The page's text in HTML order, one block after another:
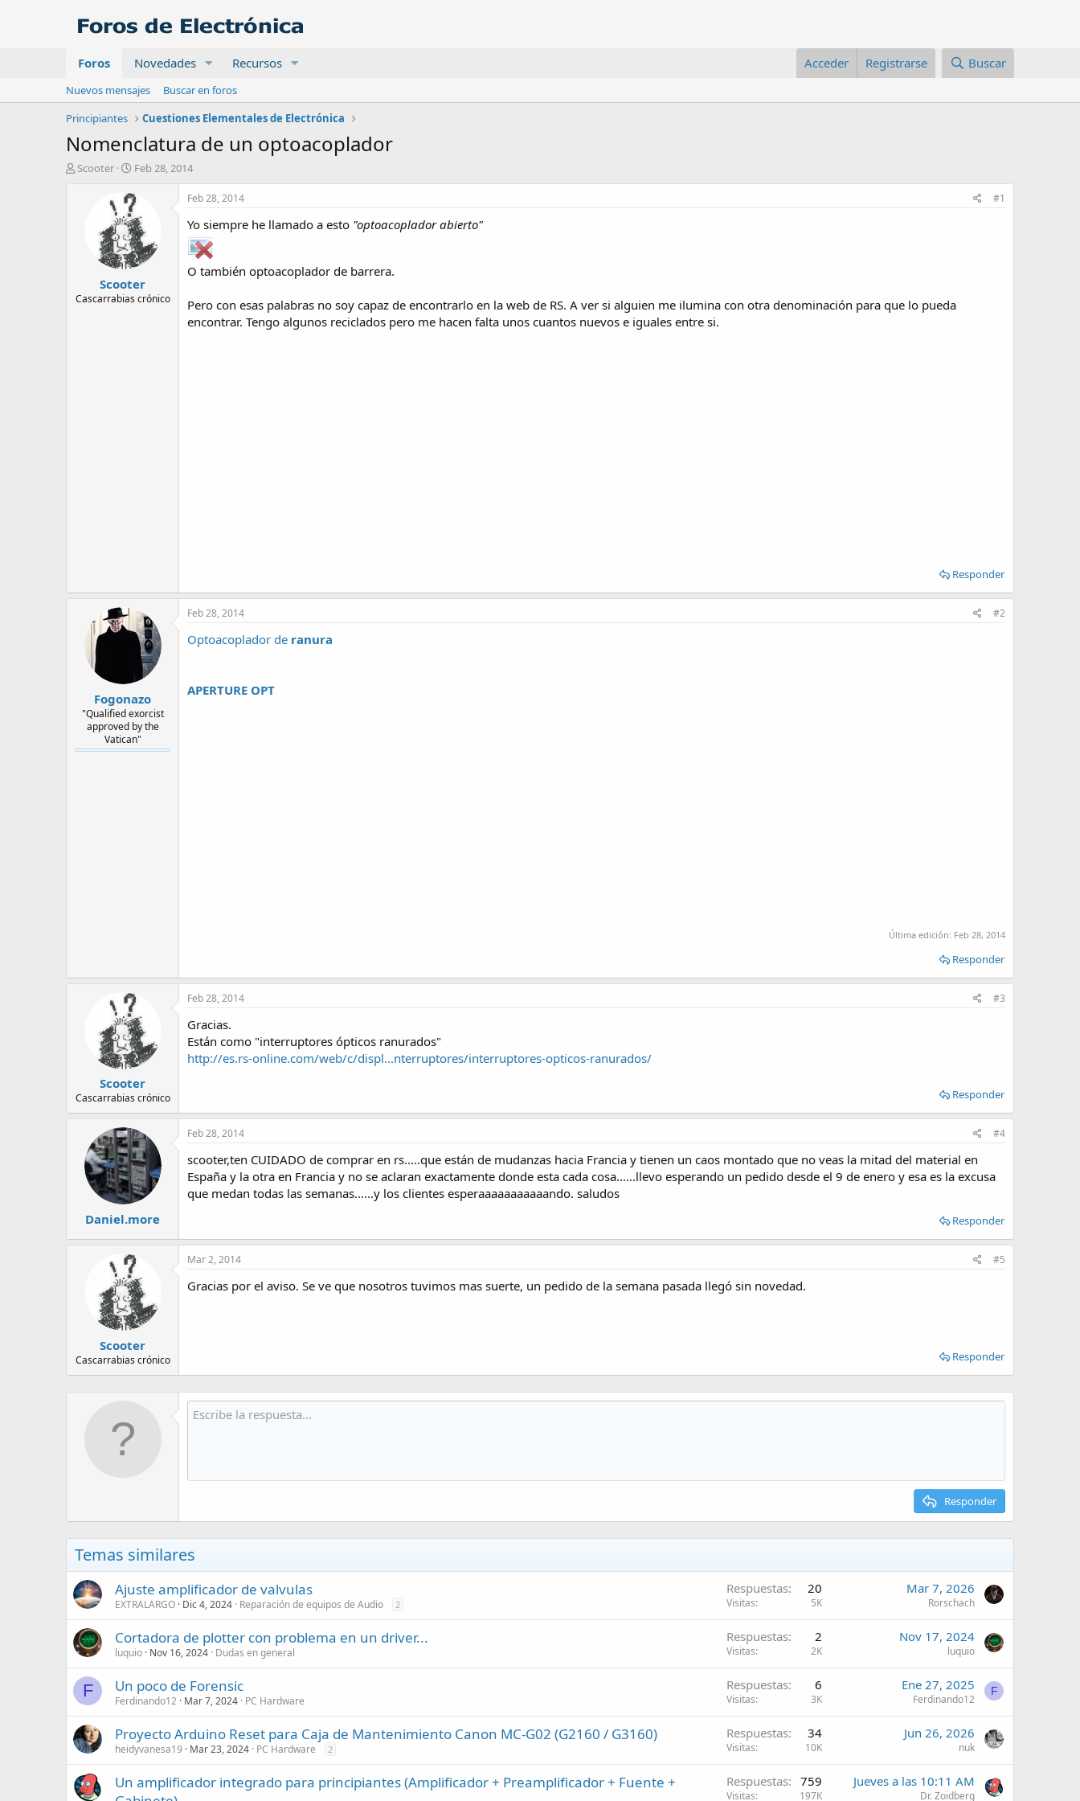
Foros Novedades Recursos Acceder Registrarse Buscar
Nuevos mensajes
Buscar en foros
Principiantes
Cuestiones Elementales de Electrónica
Nomenclatura de un optoacoplador
A
Scooter
F
c
h
a
d
e
i
n
i
Feb 28, 2014
Scooter
Cascarrabias crónico
Feb 28, 2014 #1
Yo siempre he llamado a esto "optoacoplador abierto"
O también optoacoplador de barrera.
Pero con esas palabras no soy capaz de encontrarlo en la web de RS. A ver si alguien me ilumina con otra denominación para que lo pueda
encontrar. Tengo algunos reciclados pero me hacen falta unos cuantos nuevos e iguales entre si.
Responder
Fogonazo
"Qualified exorcist
approved by the
Vatican"
Feb 28, 2014 #2
Optoacoplador de ranura
APERTURE OPT
Última edición: Feb 28, 2014
Responder
Scooter
Cascarrabias crónico
Feb 28, 2014 #3
Gracias.
Están como "interruptores ópticos ranurados"
http://es.rs-online.com/web/c/displ...nterruptores/interruptores-opticos-ranurados/
Responder
Daniel.more
Feb 28, 2014 #4
scooter,ten CUIDADO de comprar en rs.....que están de mudanzas hacia Francia y tienen un caos montado que no veas la mitad del material en
España y la otra en Francia y no se aclaran exactamente donde esta cada cosa......llevo esperando un pedido desde el 9 de enero y esa es la excusa
que medan todas las semanas......y los clientes esperaaaaaaaaaaando. saludos
Responder
Scooter
Cascarrabias crónico
Mar 2, 2014 #5
Gracias por el aviso. Se ve que nosotros tuvimos mas suerte, un pedido de la semana pasada llegó sin novedad.
Responder
Responder
Temas similares
Ajuste amplificador de valvulas
EXTRALARGO Dic 4, 2024 Reparación de equipos de Audio 2
Respuestas 20
Visitas 5K
Mar 7, 2026
Rorschach
Cortadora de plotter con problema en un driver...
luquio Nov 16, 2024 Dudas en general
Respuestas 2
Visitas 2K
Nov 17, 2024
luquio
F Un poco de Forensic
Ferdinando12 Mar 7, 2024 PC Hardware
Respuestas 6
Visitas 3K
Ene 27, 2025
Ferdinando12
F
Proyecto Arduino Reset para Caja de Mantenimiento Canon MC-G02 (G2160 / G3160)
heidyvanesa19 Mar 23, 2024 PC Hardware 2
Respuestas 34
Visitas 10K
Jun 26, 2026
nuk
Un amplificador integrado para principiantes (Amplificador + Preamplificador + Fuente +
Respuestas 759
Visitas 197K
Jueves a las 10:11 AM
Dr. Zoidberg